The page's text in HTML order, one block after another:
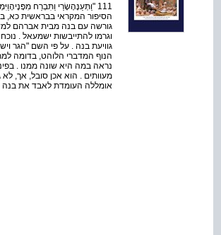
111 "וַתְּעַנֶּהָשָׂרַי וַתִּבְרַח
הסיפור המקראי בבראשית כא,
גורשה עם בנה מבית אברהם
וגרמו להתייבשות ישמעאל .
גוויעת בנה . על פי השם "הגר
הנוף המדברי הלוהט, בדומה
נראה במה היא שונה ממנו .
מעוותים . הוא אכן סובל, אך,
אומללה העומדת לאבד את בנה